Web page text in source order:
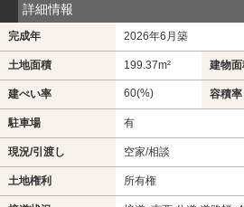
詳細情報
完成年 2026年6月築
土地面積 199.37m² 建物
建ぺい率 60(%) 容積率
駐車場 有
現況/引渡し 空家/相談
土地権利 所有権